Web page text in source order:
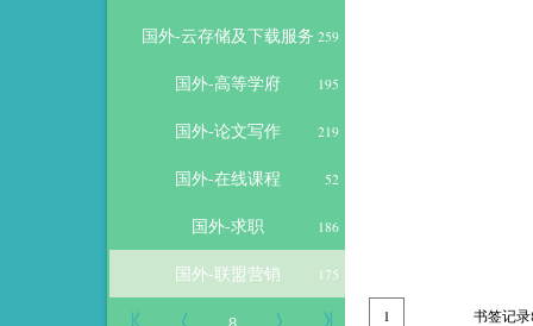
国外-云存储及下载服务 259
国外-高等学府 195
国外-论文写作 219
国外-在线课程 52
国外-求职 186
国外-联盟营销 175
1 书签记